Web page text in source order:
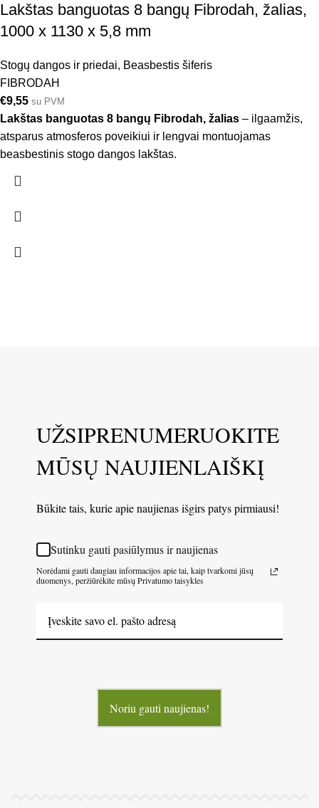
Lakštas banguotas 8 bangų Fibrodah, žalias,
1000 x 1130 x 5,8 mm
Stogų dangos ir priedai, Beasbestis šiferis
FIBRODAH
€9,55 su PVM
Lakštas banguotas 8 bangų Fibrodah, žalias – ilgaamžis,
atsparus atmosferos poveikiui ir lengvai montuojamas
beasbestinis stogo dangos lakštas.
UŽSIPRENUMERUOKITE
MŪSŲ NAUJIENLAIŠKĮ
Būkite tais, kurie apie naujienas išgirs patys pirmiausi!
Sutinku gauti pasiūlymus ir naujienas
Norėdami gauti daugiau informacijos apie tai, kaip tvarkomi jūsų
duomenys, peržiūrėkite mūsų Privatumo taisykles
Noriu gauti naujienas!